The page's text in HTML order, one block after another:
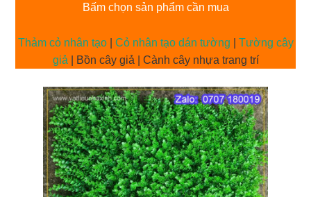
Bấm chọn sản phẩm cần mua
Thảm cỏ nhân tạo| Cỏ nhân tạo dán tường
Tường cây
giả | Bồn cây giả | Cành cây nhựa trang trí